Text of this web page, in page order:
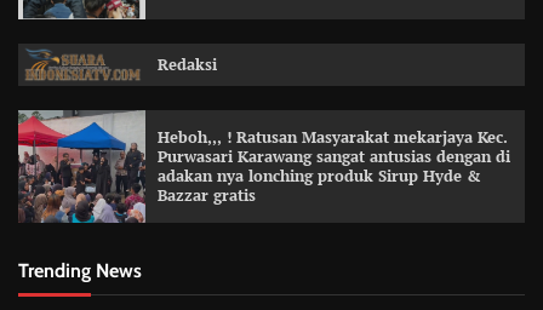
Redaksi
Heboh,,, ! Ratusan Masyarakat mekarjaya Kec.
Purwasari Karawang sangat antusias dengan di
adakan nya lonching produk Sirup Hyde &
Bazzar gratis
Trending News